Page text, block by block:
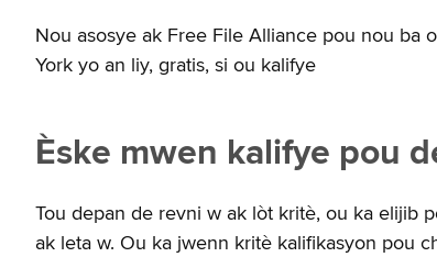
Nou asosye ak Free File Alliance pou nou ba
York yo an liy, gratis, si ou kalifye
Èske mwen kalifye pou
Tou depan de revni w ak lòt kritè, ou ka elijib
ak leta w. Ou ka jwenn kritè kalifikasyon pou